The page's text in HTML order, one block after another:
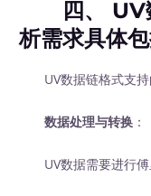
四、 UV
析需求具体
UV数据链格式支持
数据处理与转换 ：
UV数据需要进行傅